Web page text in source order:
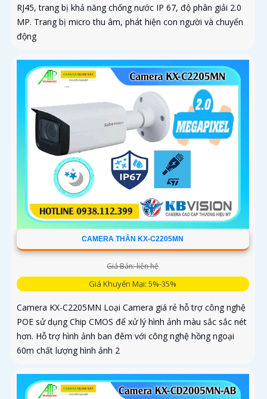
RJ45, trang bị khả năng chống nước IP 67, độ phân giải 2.0
MP. Trang bị micro thu âm, phát hiện con người và chuyển
động
CAMERA THÂN KX-C2205MN
Giá Bán: liên hệ
Giá Khuyến Mại: 5%-35%
Camera KX-C2205MN Loại Camera giá rẻ hỗ trợ công nghệ
POE sử dụng Chip CMOS để xử lý hình ảnh màu sắc sắc nét
hơn. Hỗ trợ hình ảnh ban đêm với công nghệ hồng ngoại
60m chất lượng hình ảnh 2